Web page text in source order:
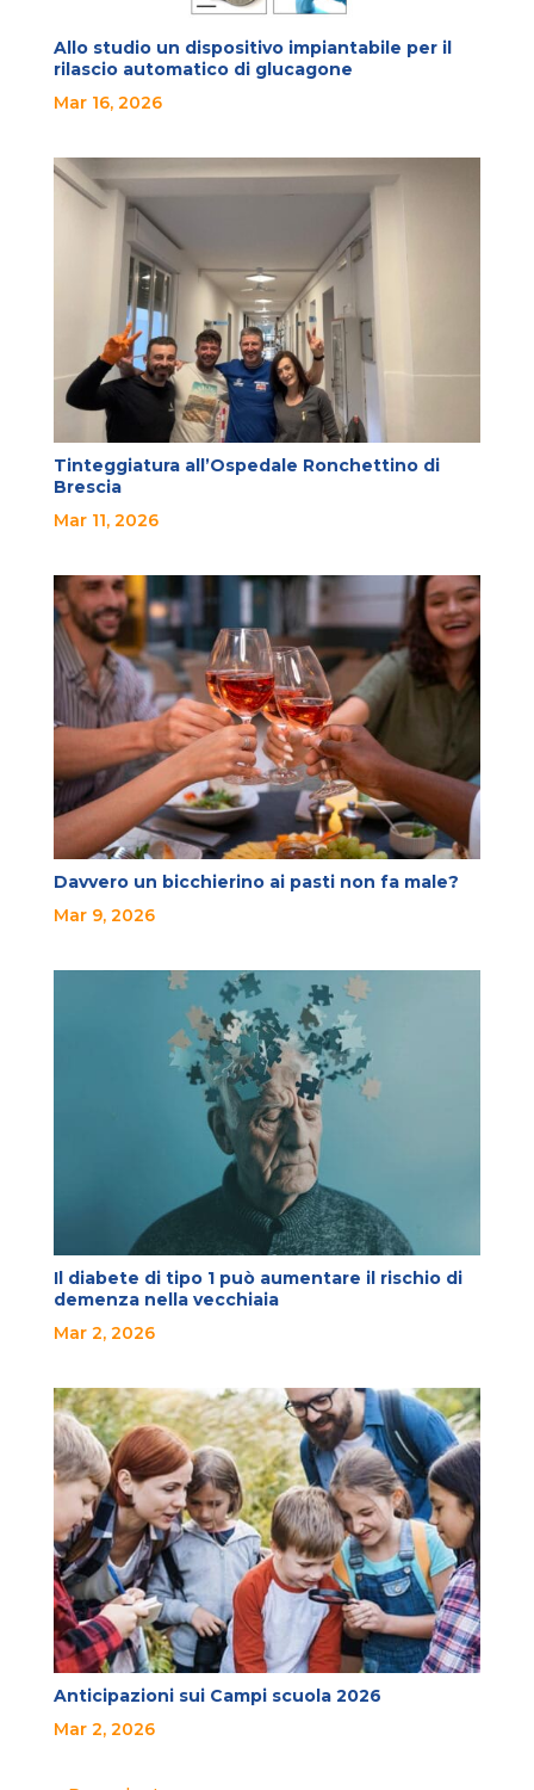
Allo studio un dispositivo impiantabile per il
rilascio automatico di glucagone
Mar 16, 2026
Tinteggiatura all’Ospedale Ronchettino di
Brescia
Mar 11, 2026
Davvero un bicchierino ai pasti non fa male?
Mar 9, 2026
Il diabete di tipo 1 può aumentare il rischio di
demenza nella vecchiaia
Mar 2, 2026
Anticipazioni sui Campi scuola 2026
Mar 2, 2026